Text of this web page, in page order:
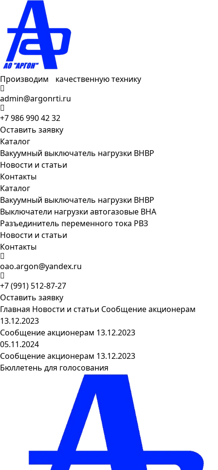
Производим качественную технику
admin@argonrti.ru
+7 986 990 42 32
Оставить заявку
Каталог
Вакуумный выключатель нагрузки ВНВР
Новости и статьи
Контакты
Каталог
Вакуумный выключатель нагрузки ВНВР
Выключатели нагрузки автогазовые ВНА
Разъединитель переменного тока РВЗ
Новости и статьи
Контакты
oao.argon@yandex.ru
+7 (991) 512-87-27
Оставить заявку
Главная Новости и статьи Сообщение акционерам
13.12.2023
Сообщение акционерам 13.12.2023
05.11.2024
Сообщение акционерам 13.12.2023
Бюллетень для голосования